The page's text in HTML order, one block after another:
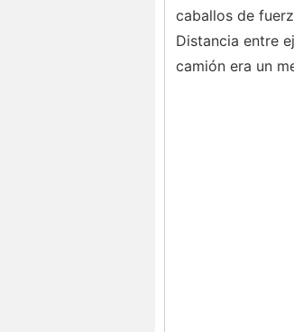
caballos de
Distancia entre
camión era un